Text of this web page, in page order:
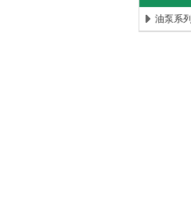
油泵系列